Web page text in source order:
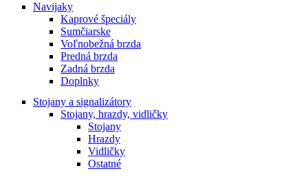
Navijaky
Kaprové špeciály
Sumčiarske
Voľnobežná brzda
Predná brzda
Zadná brzda
Doplnky
Stojany a signalizátory
Stojany, hrazdy, vidličky
Stojany
Hrazdy
Vidličky
Ostatné